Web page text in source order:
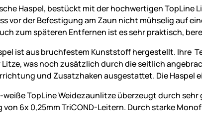
Haspel, bestückt mit der hochwertigen TopLine
vor der Befestigung am Zaun nicht mühselig auf
zum späteren Entfernen ist es sehr praktisch,
ist aus bruchfestem Kunststoff hergestellt. Ihre
was noch zusätzlich durch die seitlich
und Zusatzhaken ausgestattet. Die Haspel
weiße TopLine Weidezaunlitze überzeugt durch
von 6x 0,25mm TriCOND-Leitern. Durch starke